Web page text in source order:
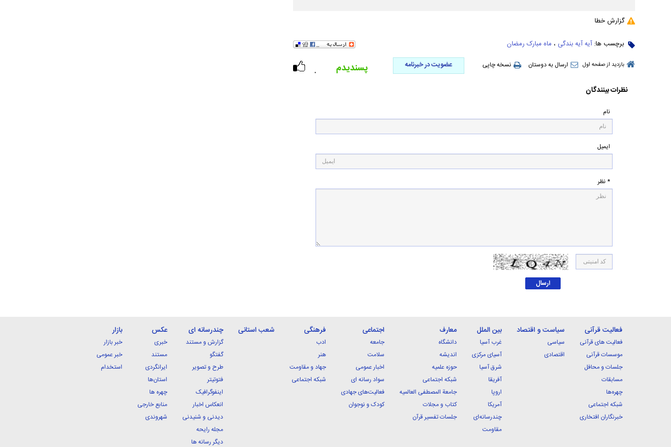
گزارش خطا
برچسب ها: آیه آیه بندگی ، ماه مبارک رمضان
بازدید از صفحه اول ارسال به دوستان نسخه چاپی عضویت در خبرنامه
۰ پسندیدم
نظرات بینندگان
نام
ایمیل
* نظر
فعالیت قرآنی
فعالیت های قرآنی
موسسات قرآنی
جلسات و محافل
مسابقات
چهره‌ها
شبکه اجتماعی
خبرنگاران افتخاری
سیاست و اقتصاد
سیاسی
اقتصادی
بین الملل
غرب آسیا
آسیای مرکزی
شرق آسیا
آفریقا
اروپا
آمریکا
چندرسانه‌ای
مقاومت
معارف
دانشگاه
اندیشه
حوزه علمیه
شبکه اجتماعی
جامعة المصطفی العالمیه
کتاب و مجلات
جلسات تفسیر قرآن
اجتماعی
جامعه
سلامت
اخبار عمومی
سواد رسانه ای
فعالیت‌های جهادی
کودک و نوجوان
فرهنگی
ادب
هنر
جهاد و مقاومت
شبکه اجتماعی
شعب استانی چندرسانه ای
گزارش و مستند
گفتگو
طرح و تصویر
فتوتیتر
اینفوگرافیک
انعکاس اخبار
دیدنی و شنیدنی
مجله رایحه
دیگر رسانه ها
عکس
خبری
مستند
ایرانگردی
استان‌ها
چهره ها
منابع خارجی
شهروندی
بازار
خبر بازار
خبر عمومی
استخدام